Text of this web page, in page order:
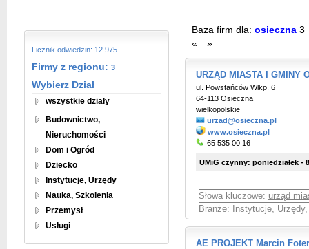
Licznik odwiedzin: 12 975
Firmy z regionu: 3
Wybierz Dział
wszystkie działy
Budownictwo,
Nieruchomości
Dom i Ogród
Dziecko
Instytucje, Urzędy
Nauka, Szkolenia
Przemysł
Usługi
Baza firm dla: osieczna 3
«
»
URZĄD MIASTA I GMINY
ul. Powstańców Wlkp. 6
64-113 Osieczna
wielkopolskie
urzad@osieczna.pl
www.osieczna.pl
65 535 00 16
UMiG czynny: poniedziałek -
Słowa kluczowe: urząd
Branże:
Instytucje,
AE PROJEKT Marcin